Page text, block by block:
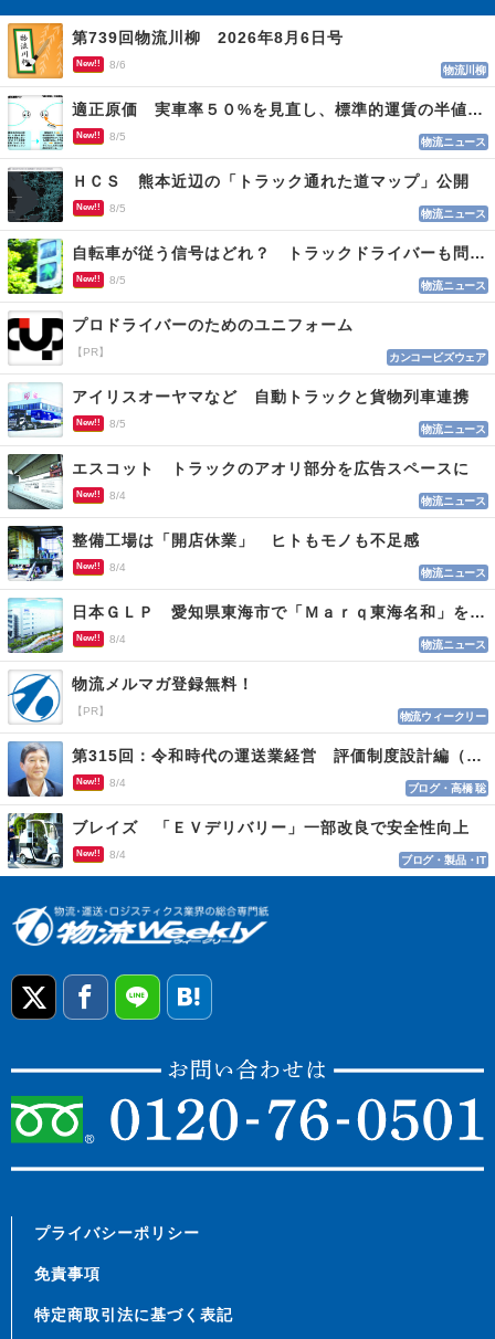
第739回物流川柳 2026年8月6日号
New!! 8/6 物流川柳
適正原価 実車率５０%を見直し、標準的運賃の半値の恐れも
New!! 8/5 物流ニュース
ＨＣＳ 熊本近辺の「トラック通れた道マップ」公開
New!! 8/5 物流ニュース
自転車が従う信号はどれ？ トラックドライバーも問われる認識
New!! 8/5 物流ニュース
プロドライバーのためのユニフォーム
【PR】 カンコービズウェア
アイリスオーヤマなど 自動トラックと貨物列車連携
New!! 8/5 物流ニュース
エスコット トラックのアオリ部分を広告スペースに
New!! 8/4 物流ニュース
整備工場は「開店休業」 ヒトもモノも不足感
New!! 8/4 物流ニュース
日本ＧＬＰ 愛知県東海市で「Ｍａｒｑ東海名和」を開発
New!! 8/4 物流ニュース
物流メルマガ登録無料！
【PR】 物流ウィークリー
第315回：令和時代の運送業経営 評価制度設計編（１１５）
New!! 8/4 ブログ・高橋 聡
ブレイズ 「ＥＶデリバリー」一部改良で安全性向上
New!! 8/4 ブログ・製品・IT
プライバシーポリシー
免責事項
特定商取引法に基づく表記